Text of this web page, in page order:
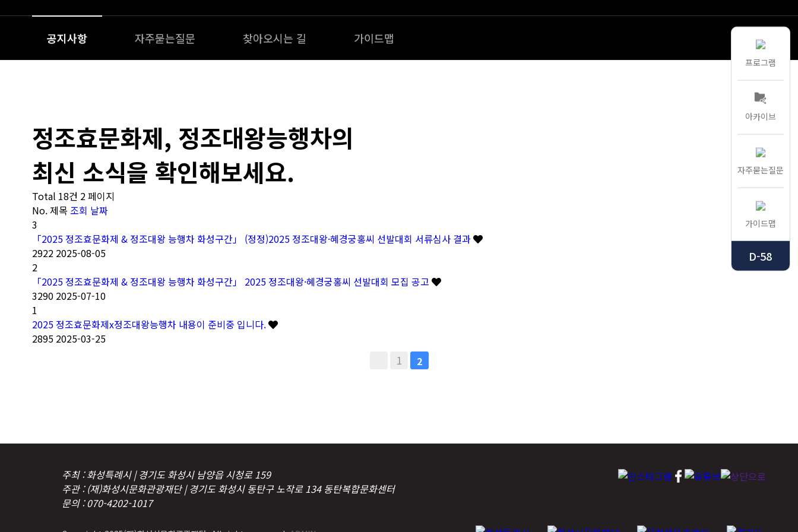
공지사항 자주묻는질문 찾아오시는 길 가이드맵
정조효문화제, 정조대왕능행차의
최신 소식을 확인해보세요.
Total 18건 2 페이지
No.제목 조회 날짜
3
「2025 정조효문화제 & 정조대왕 능행차 화성구간」 (정정)2025 정조대왕·혜경궁홍씨 선발대회 서류심사 결과
2922 2025-08-05
2
「2025 정조효문화제 & 정조대왕 능행차 화성구간」 2025 정조대왕·혜경궁홍씨 선발대회 모집 공고
3290 2025-07-10
1
2025 정조효문화제x정조대왕능행차 내용이 준비중 입니다.
2895 2025-03-25
1 2
프로그램
아카이브
자주묻는질문
가이드맵
D-58
주최 : 화성특례시 | 경기도 화성시 남양읍 시청로 159
주관 : (재)화성시문화관광재단 | 경기도 화성시 동탄구 노작로 134 동탄복합문화센터
문의 : 070-4202-1017